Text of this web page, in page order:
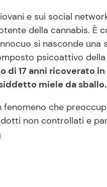
e sui social
della cannabis. È
si nasconde una
psicoattivo
di 17 anni ricoverato
miele da sballo.
che
non controllati e